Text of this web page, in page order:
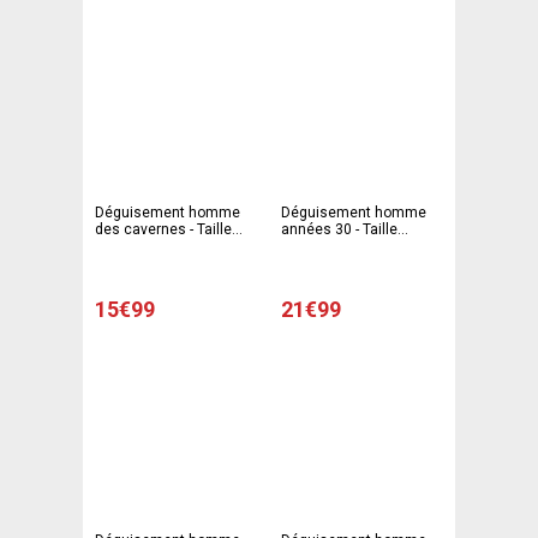
Déguisement homme
des cavernes - Taille
15€99
Déguisement homme
années 30 - Taille
21€99